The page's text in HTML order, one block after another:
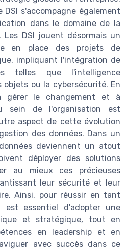
s'accompagne également
dans le domaine de la
DSI jouent désormais un
en place des projets de
impliquant l'intégration de
telles que l'intelligence
ou la cybersécurité. En
gérer le changement et à
sein de l'organisation est
aspect de cette évolution
des données. Dans un
deviennent un atout
déployer des solutions
au mieux ces précieuses
leur sécurité et leur
Ainsi, pour réussir en tant
est essentiel d'adopter une
et stratégique, tout en
en leadership et en
avec succès dans ce